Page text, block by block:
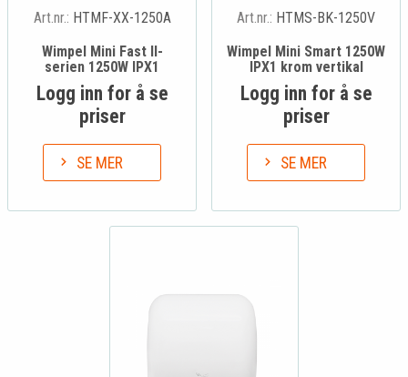
Art.nr.: HTMF-XX-1250A
Wimpel Mini Fast II-
serien 1250W IPX1
Logg inn for å se
priser
SE MER
Art.nr.: HTMS-BK-1250V
Wimpel Mini Smart 1250W
IPX1 krom vertikal
Logg inn for å se
priser
SE MER